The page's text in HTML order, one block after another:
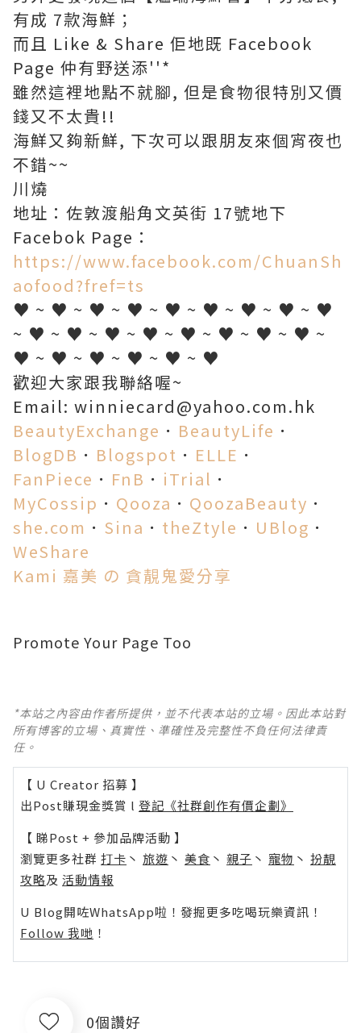
有成 7款海鮮；
而且 Like & Share 佢地既 Facebook
Page 仲有野送添''*
雖然這裡地點不就腳, 但是食物很特別又價
錢又不太貴!!
海鮮又夠新鮮, 下次可以跟朋友來個宵夜也
不錯~~
川燒
地址：佐敦渡船角文英街 17號地下
Facebok Page：
https://www.facebook.com/ChuanSh
aofood?fref=ts
♥ ~ ♥ ~ ♥ ~ ♥ ~ ♥ ~ ♥ ~ ♥ ~ ♥ ~ ♥
~ ♥ ~ ♥ ~ ♥ ~ ♥ ~ ♥ ~ ♥ ~ ♥ ~ ♥ ~
♥ ~ ♥ ~ ♥ ~ ♥ ~ ♥ ~ ♥
歡迎大家跟我聯絡喔~
Email: winniecard@yahoo.com.hk
BeautyExchange ． BeautyLife ．
BlogDB ． Blogspot ． ELLE ．
FanPiece ． FnB ． iTrial ．
MyCossip ． Qooza ． QoozaBeauty ．
she.com ． Sina ． theZtyle ． UBlog ．
WeShare
Kami 嘉美 の 貪靚鬼愛分享
Promote Your Page Too
*本站之內容由作者所提供，並不代表本站的立場。因此本站對
所有博客的立場、真實性、準確性及完整性不負任何法律責
任。
【 U Creator 招募 】
出Post賺現金獎賞 l 登記《社群創作有價企劃》
【 睇Post + 參加品牌活動 】
瀏覽更多社群 打卡 丶 旅遊 丶 美食 丶 親子 丶 寵物 丶 扮靚
攻略及 活動情報
U Blog開咗WhatsApp啦！發掘更多吃喝玩樂資訊！
Follow 我哋 ！
0個讚好